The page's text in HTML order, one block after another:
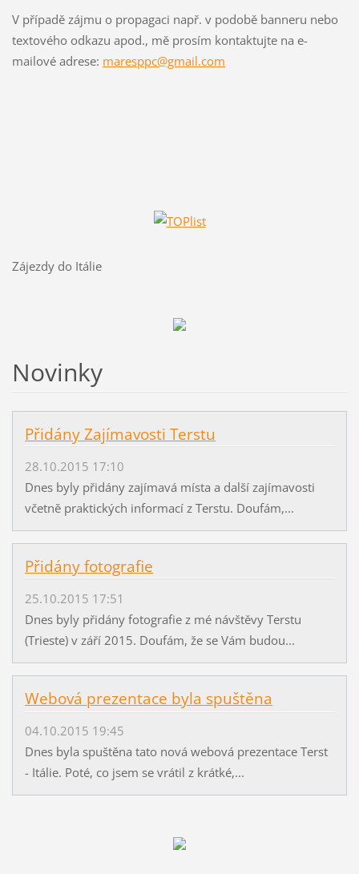
V případě zájmu o propagaci např. v podobě banneru nebo
textového odkazu apod., mě prosím kontaktujte na e-
mailové adrese: maresppc@gmail.com
Zájezdy do Itálie
Novinky
Přidány Zajímavosti Terstu
28.10.2015 17:10
Dnes byly přidány zajímavá místa a další zajímavosti
včetně praktických informací z Terstu. Doufám,...
Přidány fotografie
25.10.2015 17:51
Dnes byly přidány fotografie z mé návštěvy Terstu
(Trieste) v září 2015. Doufám, že se Vám budou...
Webová prezentace byla spuštěna
04.10.2015 19:45
Dnes byla spuštěna tato nová webová prezentace Terst
- Itálie. Poté, co jsem se vrátil z krátké,...